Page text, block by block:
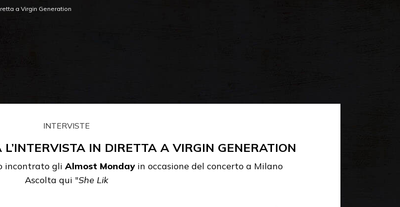
a Virgin Generation
INTERVISTE
IN DIRETTA A VIRGIN GENERATION
incontrato gli Almost Mondayin occasione del concerto a Milano
Ascolta qui "She Lik